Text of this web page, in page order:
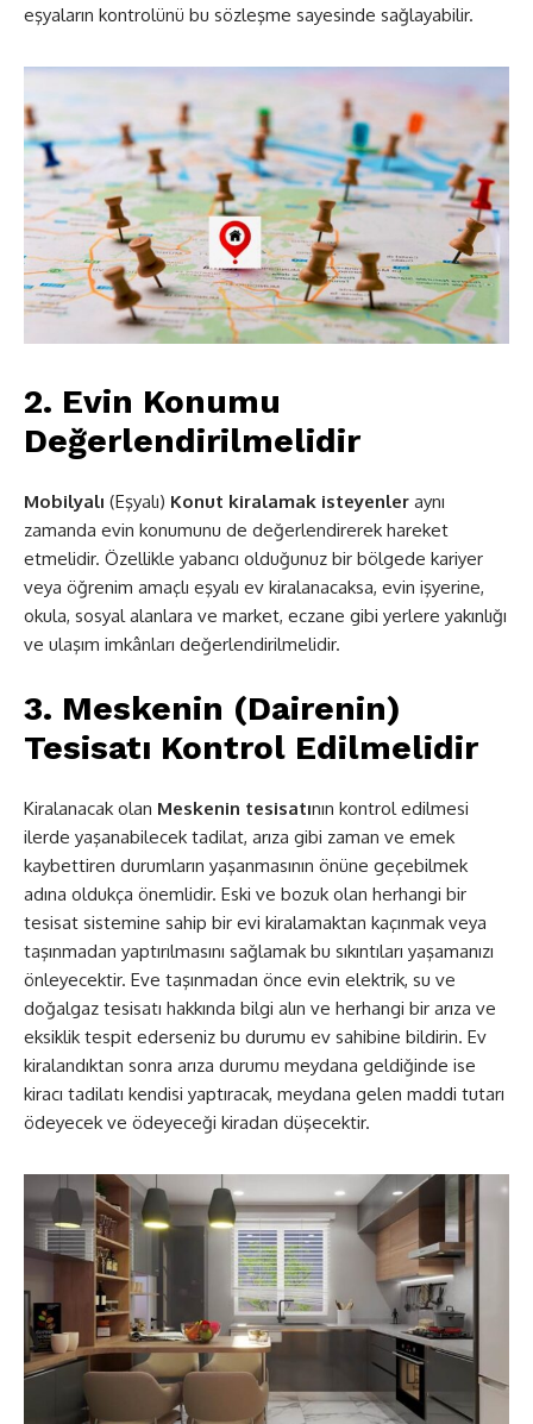
eşyaların kontrolünü bu sözleşme sayesinde sağlayabilir.
2. Evin Konumu
Değerlendirilmelidir
Mobilyalı (Eşyalı) Konut kiralamak isteyenler aynı
zamanda evin konumunu de değerlendirerek hareket
etmelidir. Özellikle yabancı olduğunuz bir bölgede kariyer
veya öğrenim amaçlı eşyalı ev kiralanacaksa, evin işyerine,
okula, sosyal alanlara ve market, eczane gibi yerlere yakınlığı
ve ulaşım imkânları değerlendirilmelidir.
3. Meskenin (Dairenin)
Tesisatı Kontrol Edilmelidir
Kiralanacak olan Meskenin tesisatının kontrol edilmesi
ilerde yaşanabilecek tadilat, arıza gibi zaman ve emek
kaybettiren durumların yaşanmasının önüne geçebilmek
adına oldukça önemlidir. Eski ve bozuk olan herhangi bir
tesisat sistemine sahip bir evi kiralamaktan kaçınmak veya
taşınmadan yaptırılmasını sağlamak bu sıkıntıları yaşamanızı
önleyecektir. Eve taşınmadan önce evin elektrik, su ve
doğalgaz tesisatı hakkında bilgi alın ve herhangi bir arıza ve
eksiklik tespit ederseniz bu durumu ev sahibine bildirin. Ev
kiralandıktan sonra arıza durumu meydana geldiğinde ise
kiracı tadilatı kendisi yaptıracak, meydana gelen maddi tutarı
ödeyecek ve ödeyeceği kiradan düşecektir.